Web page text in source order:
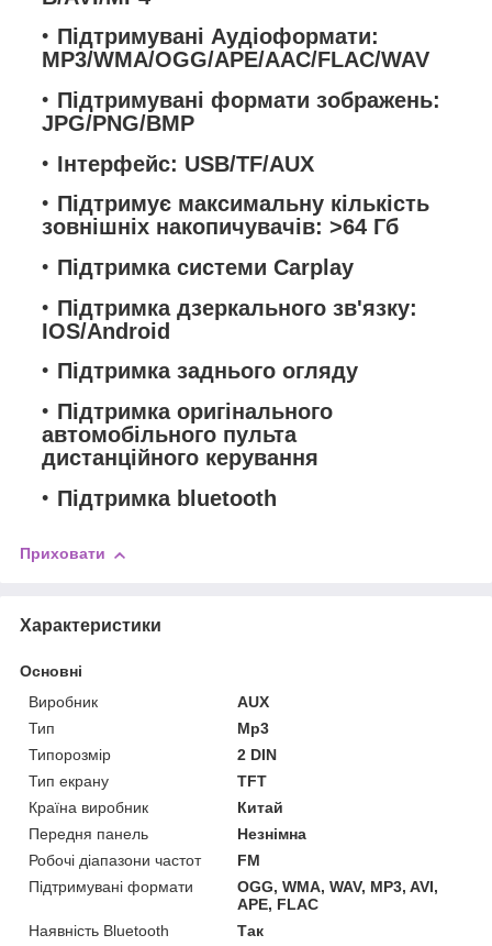
Підтримувані Аудіоформати:
MP3/WMA/OGG/APE/AAC/FLAC/WAV
Підтримувані формати зображень:
JPG/PNG/BMP
Інтерфейс: USB/TF/AUX
Підтримує максимальну кількість
зовнішніх накопичувачів: >64 Гб
Підтримка системи Carplay
Підтримка дзеркального зв'язку:
IOS/Android
Підтримка заднього огляду
Підтримка оригінального
автомобільного пульта
дистанційного керування
Підтримка bluetooth
Приховати
Характеристики
Основні
Виробник
AUX
Тип
Mp3
Типорозмір
2 DIN
Тип екрану
TFT
Країна виробник
Китай
Передня панель
Незнімна
Робочі діапазони частот
FM
Підтримувані формати
OGG, WMA, WAV, MP3, AVI,
APE, FLAC
Наявність Bluetooth
Так